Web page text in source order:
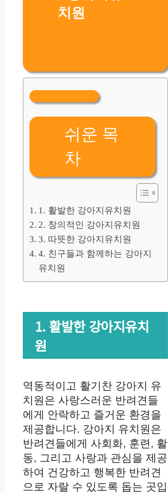
쉬운 목
차
1. 활발한 강아지유치원
2. 창의적인 강아지유치원
3. 따뜻한 강아지유치원
4. 친구들과 함께하는 강아지
유치원
1. 활발한 강아지유치
원
역동적이고 활기찬 강아지 유
치원은 사랑스러운 반려견들
에게 안락하고 즐거운 환경을
제공합니다. 강아지 유치원은
반려견들에게 사회화, 훈련, 활
동, 그리고 사랑과 관심을 제공
하여 건강하고 행복한 반려견
으로 자랄 수 있도록 돕는 곳입